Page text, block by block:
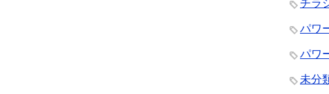
チラ
パワ
パワ
未分